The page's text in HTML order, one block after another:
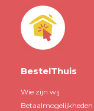
BestelThuis
Wie zijn wij
Betaalmogelijkheden